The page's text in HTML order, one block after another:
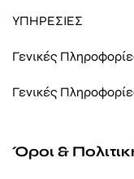
ΥΠΗΡΕΣΙΕΣ
Γενικές
Γενικές
Όροι &